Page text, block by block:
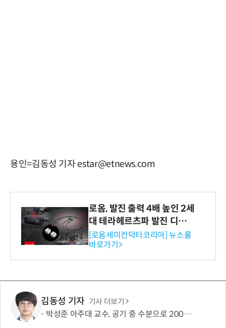
용인=김동성 기자 estar@etnews.com
로옴, 발진 출력 4배 높인 2세
대 테라헤르츠파 발진 디바이
스 개발
[로옴세미컨덕터코리아] 뉴스룸
바로가기>
김동성 기자 기사 더보기
박성준 아주대 교수, 공기 중 수분으로 200㎛ 피부 부착 전지 개발